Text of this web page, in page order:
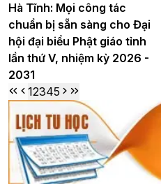
Hà Tĩnh: Mọi công tác
chuẩn bị sẵn sàng cho Đại
hội đại biểu Phật giáo tỉnh
lần thứ V, nhiệm kỳ 2026 -
2031
12345